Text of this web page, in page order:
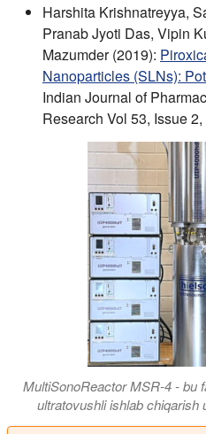
Harshita Krishnatreyya,
Pranab Jyoti Das, Vipin
Mazumder (2019):
Nanoparticles (SLNs):
Indian Journal of
Research Vol 53, Issue
MultiSonoReactor MSR-4 - bu
ultratovushli ishlab chiqarish